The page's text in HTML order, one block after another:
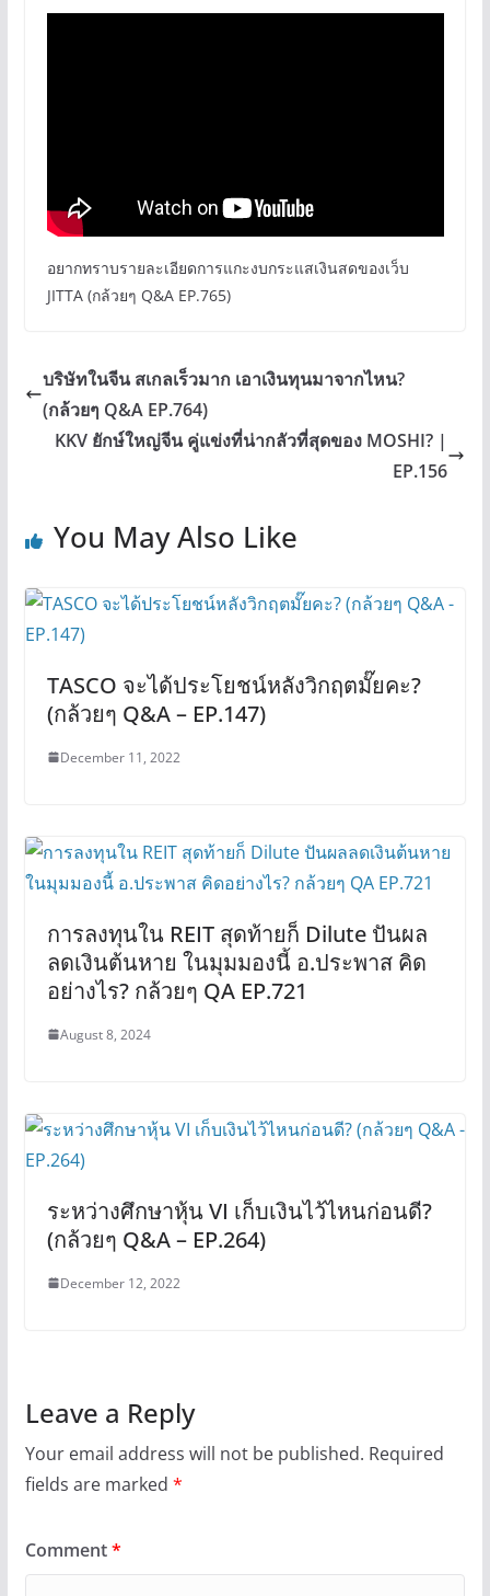
อยากทราบรายละเอียดการแกะงบกระแสเงินสดของเว็บ
JITTA (กล้วยๆ Q&A EP.765)
บริษัทในจีน สเกลเร็วมาก เอาเงินทุนมาจากไหน?
(กล้วยๆ Q&A EP.764)
KKV ยักษ์ใหญ่จีน คู่แข่งที่น่ากลัวที่สุดของ MOSHI? |
EP.156
You May Also Like
TASCO จะได้ประโยชน์หลังวิกฤตมั๊ยคะ?
(กล้วยๆ Q&A – EP.147)
December 11, 2022
การลงทุนใน REIT สุดท้ายก็ Dilute ปันผล
ลดเงินต้นหาย ในมุมมองนี้ อ.ประพาส คิด
อย่างไร? กล้วยๆ QA EP.721
August 8, 2024
ระหว่างศึกษาหุ้น VI เก็บเงินไว้ไหนก่อนดี?
(กล้วยๆ Q&A – EP.264)
December 12, 2022
Leave a Reply
Your email address will not be published. Required
fields are marked *
Comment*